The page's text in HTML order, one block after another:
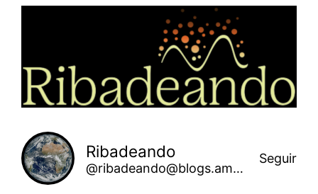
Ribadeando
@ribadeando@blogs.amarinha.gal
Seguir